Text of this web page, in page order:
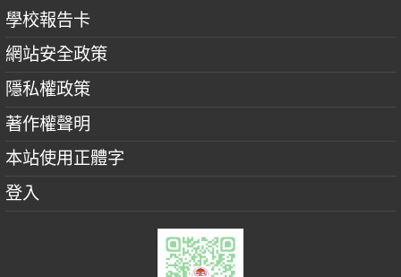
學校報告卡
網站安全政策
隱私權政策
著作權聲明
本站使用正體字
登入